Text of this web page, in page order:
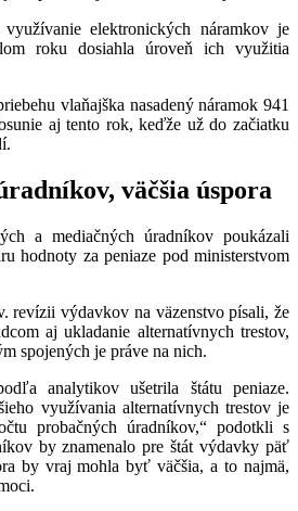
elektronických náramkov je
roku dosiahla úroveň ich využitia
vlaňajška nasadený náramok 941
aj tento rok, keďže už do začiatku
väčšia úspora
a mediačných úradníkov poukázali
hodnoty za peniaze pod ministerstvom
revízii výdavkov na väzenstvo písali, že
aj ukladanie alternatívnych trestov,
spojených je práve na nich.
analytikov ušetrila štátu peniaze.
využívania alternatívnych trestov je
probačných úradníkov,“ podotkli s
by znamenalo pre štát výdavky päť
by vraj mohla byť väčšia, a to najmä,